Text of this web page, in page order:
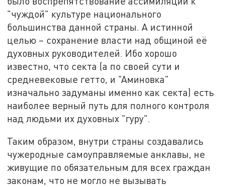
"чуждой" культуре национального
большинства данной страны. А истинной
целью – сохранение власти над общиной её
духовных руководителей. Ибо хорошо
известно, что секта (а по своей сути и
средневековые гетто, и "Аминовка"
изначально задуманы именно как секта) есть
наиболее верный путь для полного контроля
над людьми их духовных "гуру".
Таким образом, внутри страны создавались
чужеродные самоуправляемые анклавы, не
живущие по обязательным для всех граждан
законам, что не могло не вызывать